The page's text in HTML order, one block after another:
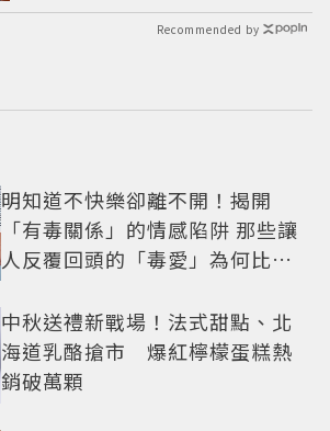
Recommended by
明知道不快樂卻離不開！揭開
「有毒關係」的情感陷阱 那些讓
人反覆回頭的「毒愛」為何比菸
中秋送禮新戰場！法式甜點、北
海道乳酪搶市 爆紅檸檬蛋糕熱
銷破萬顆